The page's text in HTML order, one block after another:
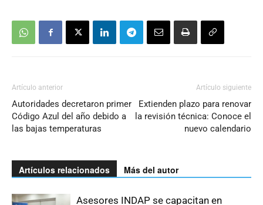
Artículo anterior
Autoridades decretaron primer
Código Azul del año debido a
las bajas temperaturas
Artículo siguiente
Extienden plazo para renovar
la revisión técnica: Conoce el
nuevo calendario
Artículos relacionados Más del autor
Asesores INDAP se capacitan en